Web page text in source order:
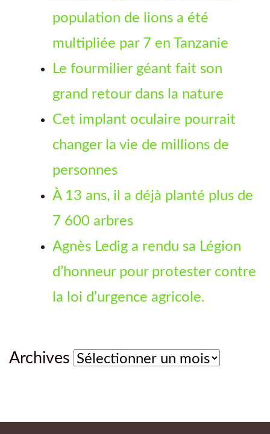
population de lions a été
multipliée par 7 en Tanzanie
Le fourmilier géant fait son
grand retour dans la nature
Cet implant oculaire pourrait
changer la vie de millions de
personnes
À 13 ans, il a déjà planté plus de
7 600 arbres
Agnès Ledig a rendu sa Légion
d’honneur pour protester contre
la loi d’urgence agricole.
Archives Archives